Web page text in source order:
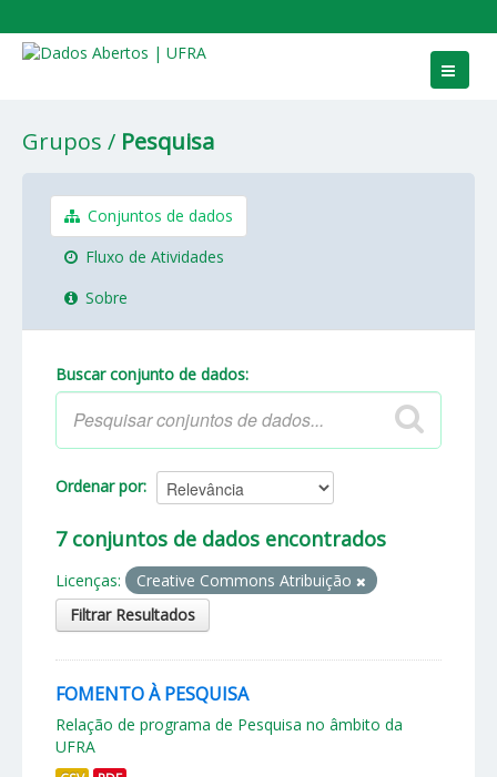
Grupos
Sobre
Grupos Pesquisa
Conjuntos de dados
Fluxo de Atividades
Sobre
Buscar conjunto de dados
Ordenar por
7 conjuntos de dados encontrados
Licenças:
Creative Commons Atribuição
Filtrar Resultados
FOMENTO À PESQUISA
Relação de programa de Pesquisa no âmbito da
UFRA